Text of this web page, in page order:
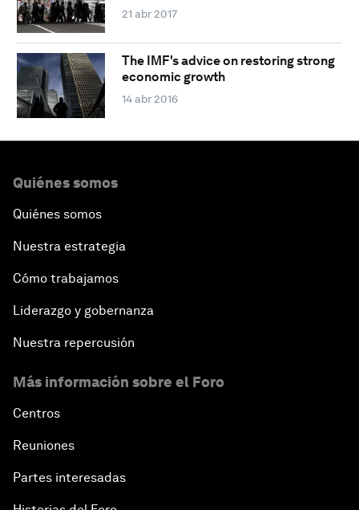
21 abr 2017
The IMF's advice on restoring strong
economic growth
14 abr 2016
Quiénes somos
Quiénes somos
Nuestra estrategia
Cómo trabajamos
Liderazgo y gobernanza
Nuestra repercusión
Más información sobre el Foro
Centros
Reuniones
Partes interesadas